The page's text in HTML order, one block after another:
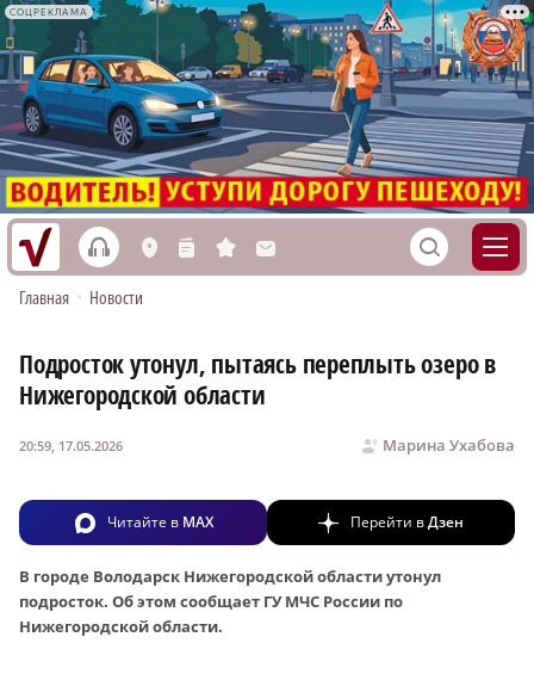
СОЦРЕКЛАМА
h L n s M S
Главная • Новости
Подросток утонул, пытаясь переплыть озеро в
Нижегородской области
Марина Ухабова
20:59, 17.05.2026
Читайте в MAX Перейти вДзен
В городе Володарск Нижегородской области утонул
подросток. Об этом сообщает ГУ МЧС России по
Нижегородской области.